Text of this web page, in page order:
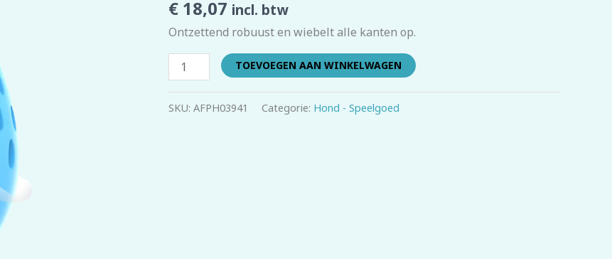
€ 18,07 incl. btw
Ontzettend robuust en wiebelt alle kanten op.
L
aantal
TOEVOEGEN AAN WINKELWAGEN
SKU: AFPH03941 Categorie: Hond - Speelgoed